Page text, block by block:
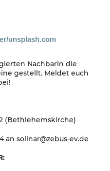
unsplash.com
Nachbarin die
gestellt. Meldet euch
(Bethlehemskirche)
an solinar@zebus-ev.de